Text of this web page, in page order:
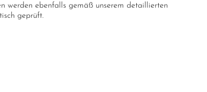
werden ebenfalls gemäß unserem detaillierten
geprüft.